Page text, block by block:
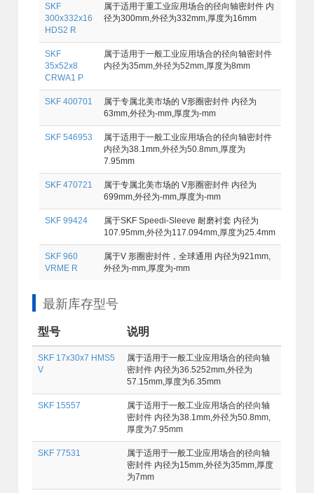
SKF
300x332x16
HDS2 R
属于适用于重工业应用场合的径向轴密封件 内
径为300mm,外径为332mm,厚度为16mm
SKF
35x52x8
CRWA1 P
属于适用于一般工业应用场合的径向轴密封件
内径为35mm,外径为52mm,厚度为8mm
SKF 400701
属于专属北美市场的 V形圈密封件 内径为
63mm,外径为-mm,厚度为-mm
SKF 546953
属于适用于一般工业应用场合的径向轴密封件
内径为38.1mm,外径为50.8mm,厚度为
7.95mm
SKF 470721
属于专属北美市场的 V形圈密封件 内径为
699mm,外径为-mm,厚度为-mm
SKF 99424
属于SKF Speedi-Sleeve 耐磨衬套 内径为
107.95mm,外径为117.094mm,厚度为25.4mm
SKF 960
VRME R
属于V 形圈密封件，全球通用 内径为921mm,
外径为-mm,厚度为-mm
最新库存型号
型号 说明
SKF 17x30x7 HMS5
V
属于适用于一般工业应用场合的径向轴
密封件 内径为36.5252mm,外径为
57.15mm,厚度为6.35mm
SKF 15557
属于适用于一般工业应用场合的径向轴
密封件 内径为38.1mm,外径为50.8mm,
厚度为7.95mm
SKF 77531
属于适用于一般工业应用场合的径向轴
密封件 内径为15mm,外径为35mm,厚度
为7mm